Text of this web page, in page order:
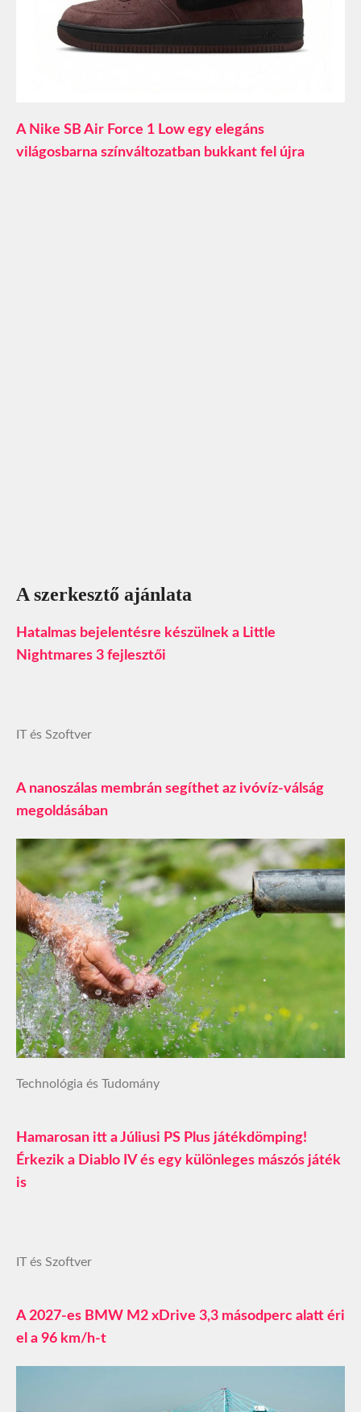
A Nike SB Air Force 1 Low egy elegáns
világosbarna színváltozatban bukkant fel újra
A szerkesztő ajánlata
Hatalmas bejelentésre készülnek a Little
Nightmares 3 fejlesztői
IT és Szoftver
A nanoszálas membrán segíthet az ivóvíz-válság
megoldásában
Technológia és Tudomány
Hamarosan itt a Júliusi PS Plus játékdömping!
Érkezik a Diablo IV és egy különleges mászós játék
is
IT és Szoftver
A 2027-es BMW M2 xDrive 3,3 másodperc alatt éri
el a 96 km/h-t